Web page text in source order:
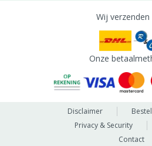
Wij
Onze
Disclaimer
Privacy & Security
Contact